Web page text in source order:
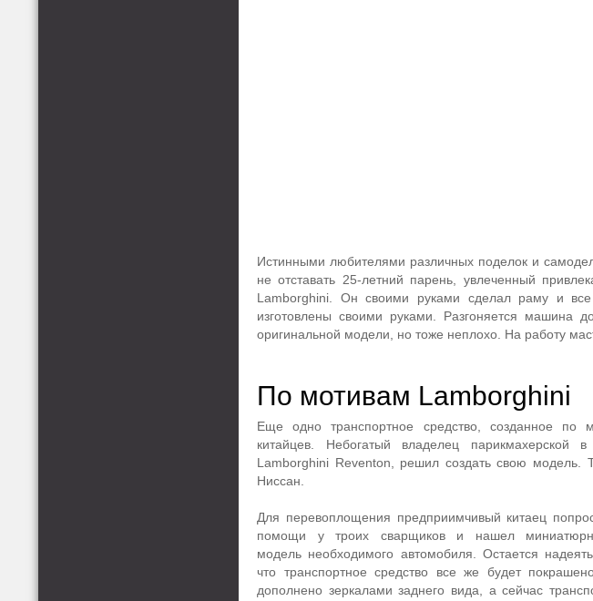
Истинными любителями различных поделок и
не отставать 25-летний парень, увлеченный
Lamborghini. Он своими руками сделал раму и
изготовлены своими руками. Разгоняется машина
оригинальной модели, но тоже неплохо. На работу
По мотивам Lamborghini
Еще одно транспортное средство, созданное по
китайцев. Небогатый владелец
Lamborghini Reventon, решил создать свою модель.
Ниссан.
Для перевоплощения предприимчивый китаец
помощи у троих сварщиков и нашел
модель необходимого автомобиля. Остается
что транспортное средство все же будет
дополнено зеркалами заднего вида, а сейчас